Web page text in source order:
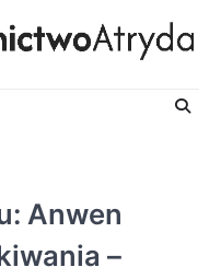
Anwen
–